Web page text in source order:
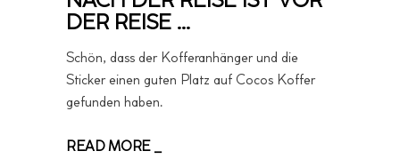
DER REISE …
Schön, dass der Kofferanhänger und die
Sticker einen guten Platz auf Cocos Koffer
gefunden haben.
READ MORE _